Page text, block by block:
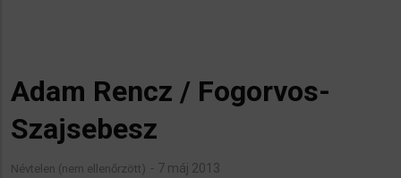
Adam Rencz / Fogorvos-
Szajsebesz
Névtelen (nem ellenőrzött) 7 máj 2013